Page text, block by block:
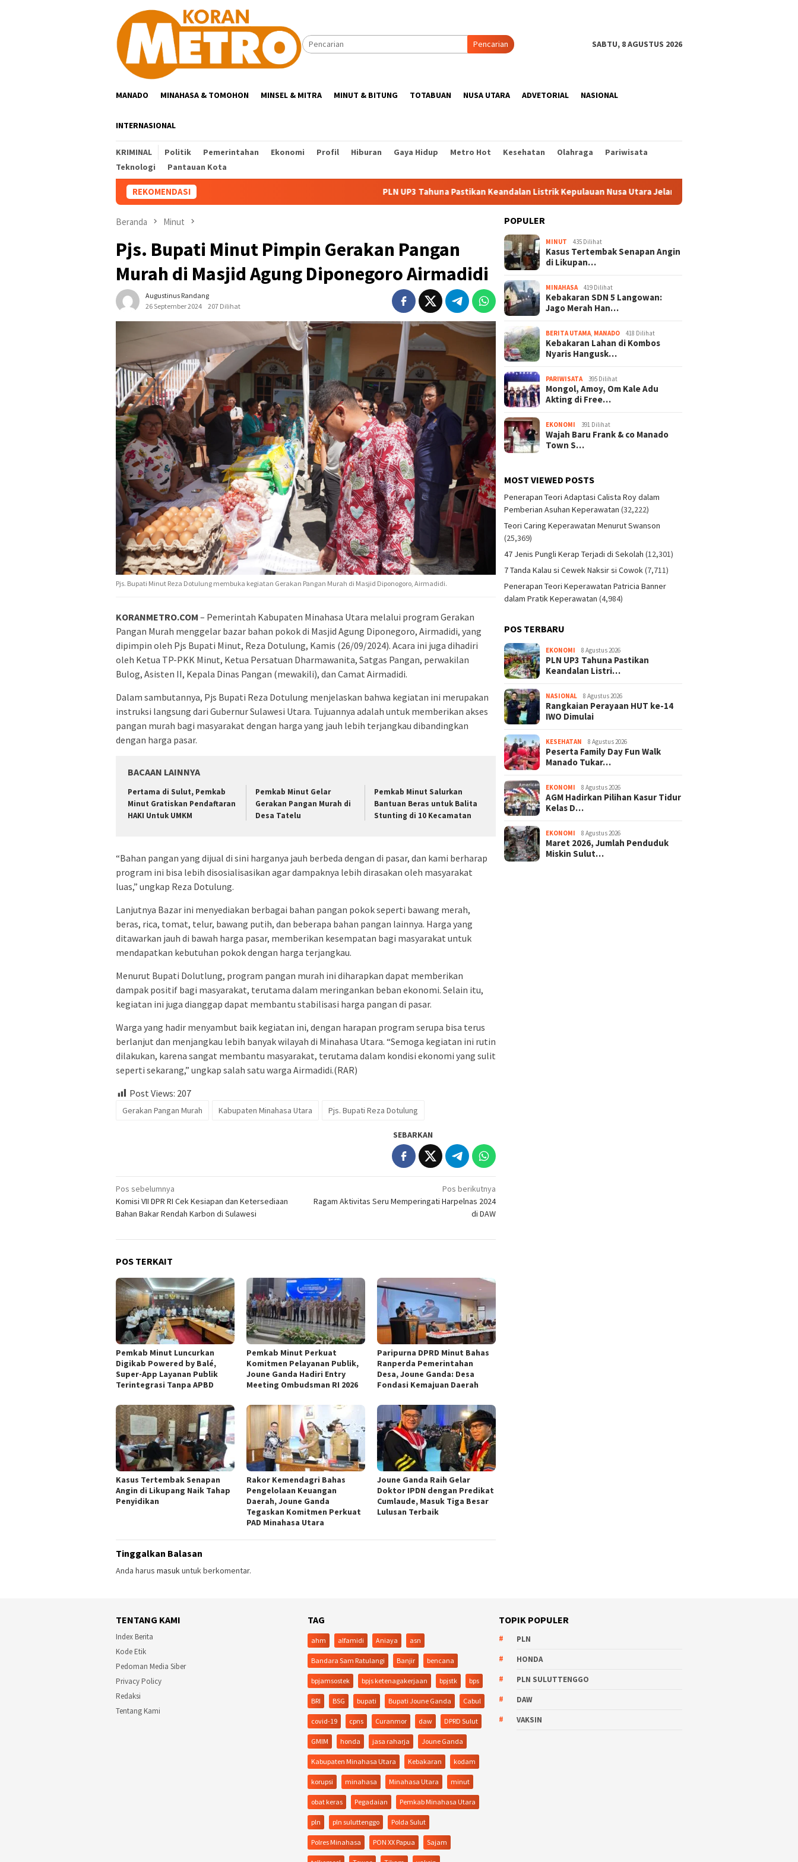
Pencarian
SABTU, 8 AGUSTUS 2026
MANADO MINAHASA & TOMOHON MINSEL & MITRA MINUT & BITUNG TOTABUAN NUSA UTARA ADVETORIAL NASIONAL
INTERNASIONAL
KRIMINAL Politik Pemerintahan Ekonomi Profil Hiburan Gaya Hidup Metro Hot Kesehatan Olahraga
Pariwisata
Teknologi
Pantauan Kota
REKOMENDASI PLN UP3 Tahuna Pastikan Keandalan Listrik Kepulauan Nusa Utara Jelang HUT ke-81 RI
Beranda Minut
Pjs. Bupati Minut Pimpin Gerakan Pangan
Murah di Masjid Agung Diponegoro Airmadidi
Augustinus Randang
26 September 2024
207 Dilihat
Pjs. Bupati Minut Reza Dotulung membuka kegiatan Gerakan Pangan Murah di Masjid Diponogoro, Airmadidi.
KORANMETRO.COM – Pemerintah Kabupaten Minahasa Utara melalui program Gerakan
Pangan Murah menggelar bazar bahan pokok di Masjid Agung Diponegoro, Airmadidi, yang
dipimpin oleh Pjs Bupati Minut, Reza Dotulung, Kamis (26/09/2024). Acara ini juga dihadiri
oleh Ketua TP-PKK Minut, Ketua Persatuan Dharmawanita, Satgas Pangan, perwakilan
Bulog, Asisten II, Kepala Dinas Pangan (mewakili), dan Camat Airmadidi.
Dalam sambutannya, Pjs Bupati Reza Dotulung menjelaskan bahwa kegiatan ini merupakan
instruksi langsung dari Gubernur Sulawesi Utara. Tujuannya adalah untuk memberikan akses
pangan murah bagi masyarakat dengan harga yang jauh lebih terjangkau dibandingkan
dengan harga pasar.
BACAAN LAINNYA
Pertama di Sulut, Pemkab
Minut Gratiskan Pendaftaran
HAKI Untuk UMKM
Pemkab Minut Gelar
Gerakan Pangan Murah di
Desa Tatelu
Pemkab Minut Salurkan
Bantuan Beras untuk Balita
Stunting di 10 Kecamatan
“Bahan pangan yang dijual di sini harganya jauh berbeda dengan di pasar, dan kami berharap
program ini bisa lebih disosialisasikan agar dampaknya lebih dirasakan oleh masyarakat
luas,” ungkap Reza Dotulung.
Lanjutnya Bazar ini menyediakan berbagai bahan pangan pokok seperti bawang merah,
beras, rica, tomat, telur, bawang putih, dan beberapa bahan pangan lainnya. Harga yang
ditawarkan jauh di bawah harga pasar, memberikan kesempatan bagi masyarakat untuk
mendapatkan kebutuhan pokok dengan harga terjangkau.
Menurut Bupati Dolutlung, program pangan murah ini diharapkan dapat memberikan
dampak positif bagi masyarakat, terutama dalam meringankan beban ekonomi. Selain itu,
kegiatan ini juga dianggap dapat membantu stabilisasi harga pangan di pasar.
Warga yang hadir menyambut baik kegiatan ini, dengan harapan program serupa bisa terus
berlanjut dan menjangkau lebih banyak wilayah di Minahasa Utara. “Semoga kegiatan ini rutin
dilakukan, karena sangat membantu masyarakat, terutama dalam kondisi ekonomi yang sulit
seperti sekarang,” ungkap salah satu warga Airmadidi.(RAR)
Post Views: 207
Gerakan Pangan Murah Kabupaten Minahasa Utara Pjs. Bupati Reza Dotulung
SEBARKAN
Navigasi
pos
Pos sebelumnya
Komisi VII DPR RI Cek Kesiapan dan Ketersediaan
Bahan Bakar Rendah Karbon di Sulawesi
Pos berikutnya
Ragam Aktivitas Seru Memperingati Harpelnas 2024
di DAW
POS TERKAIT
Pemkab Minut Luncurkan
Digikab Powered by Balé,
Super-App Layanan Publik
Terintegrasi Tanpa APBD
Pemkab Minut Perkuat
Komitmen Pelayanan Publik,
Joune Ganda Hadiri Entry
Meeting Ombudsman RI 2026
Paripurna DPRD Minut Bahas
Ranperda Pemerintahan
Desa, Joune Ganda: Desa
Fondasi Kemajuan Daerah
Kasus Tertembak Senapan
Angin di Likupang Naik Tahap
Penyidikan
Rakor Kemendagri Bahas
Pengelolaan Keuangan
Daerah, Joune Ganda
Tegaskan Komitmen Perkuat
PAD Minahasa Utara
Joune Ganda Raih Gelar
Doktor IPDN dengan Predikat
Cumlaude, Masuk Tiga Besar
Lulusan Terbaik
Tinggalkan Balasan
Anda harus masukuntuk berkomentar.
POPULER
MINUT 435 Dilihat
Kasus Tertembak Senapan Angin
di Likupan…
MINAHASA 419 Dilihat
Kebakaran SDN 5 Langowan:
Jago Merah Han…
BERITA UTAMA, MANADO 418 Dilihat
Kebakaran Lahan di Kombos
Nyaris Hangusk…
PARIWISATA 395 Dilihat
Mongol, Amoy, Om Kale Adu
Akting di Free…
EKONOMI 391 Dilihat
Wajah Baru Frank & co Manado
Town S…
MOST VIEWED POSTS
Penerapan Teori Adaptasi Calista Roy dalam
Pemberian Asuhan Keperawatan (32,222)
Teori Caring Keperawatan Menurut Swanson
(25,369)
47 Jenis Pungli Kerap Terjadi di Sekolah (12,301)
7 Tanda Kalau si Cewek Naksir si Cowok(7,711)
Penerapan Teori Keperawatan Patricia Banner
dalam Pratik Keperawatan (4,984)
POS TERBARU
EKONOMI 8 Agustus 2026
PLN UP3 Tahuna Pastikan
Keandalan Listri…
NASIONAL 8 Agustus 2026
Rangkaian Perayaan HUT ke-14
IWO Dimulai
KESEHATAN 8 Agustus 2026
Peserta Family Day Fun Walk
Manado Tukar…
EKONOMI 8 Agustus 2026
AGM Hadirkan Pilihan Kasur Tidur
Kelas D…
EKONOMI 8 Agustus 2026
Maret 2026, Jumlah Penduduk
Miskin Sulut…
TENTANG KAMI
Index Berita
Kode Etik
Pedoman Media Siber
Privacy Policy
Redaksi
Tentang Kami
TAG
ahm alfamidi Aniaya asn
Bandara Sam Ratulangi Banjir bencana
bpjamsostek bpjs ketenagakerjaan bpjstk bps
BRI BSG bupati Bupati Joune Ganda Cabul
covid-19 cpns Curanmor daw DPRD Sulut
GMIM honda jasa raharja Joune Ganda
Kabupaten Minahasa Utara Kebakaran kodam
korupsi minahasa Minahasa Utara minut
obat keras Pegadaian Pemkab Minahasa Utara
pln pln suluttenggo Polda Sulut
Polres Minahasa PON XX Papua Sajam
TOPIK POPULER
PLN
HONDA
PLN SULUTTENGGO
DAW
VAKSIN